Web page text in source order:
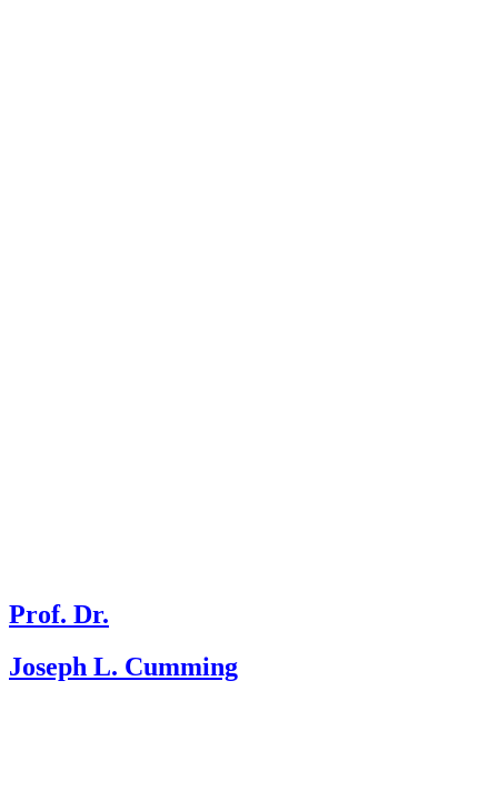
Prof. Dr.
Joseph L. Cumming